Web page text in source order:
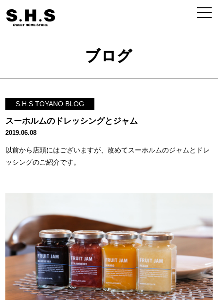
ブログ
S.H.S TOYANO BLOG
スーホルムのドレッシングとジャム
2019.06.08
以前から店頭にはございますが、改めてスーホルムのジャムとドレ
ッシングのご紹介です。